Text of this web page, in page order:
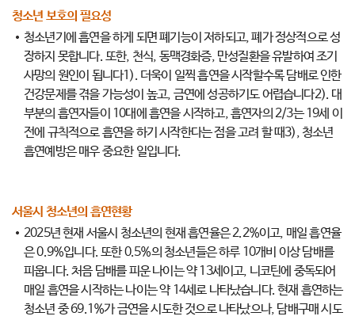
청소년 보호의 필요성
청소년기에 흡연을 하게 되면 폐기능이 저하되고, 폐가 정상적으로 성
장하지 못합니다. 또한, 천식, 동맥경화증, 만성질환을 유발하여 조기
사망의 원인이 됩니다1). 더욱이 일찍 흡연을 시작할수록 담배로 인한
건강문제를 겪을 가능성이 높고, 금연에 성공하기도 어렵습니다2). 대
부분의 흡연자들이 10대에 흡연을 시작하고, 흡연자의 2/3는 19세 이
전에 규칙적으로 흡연을 하기 시작한다는 점을 고려 할 때3), 청소년
흡연예방은 매우 중요한 일입니다.
서울시 청소년의 흡연현황
2025년 현재 서울시 청소년의 현재 흡연율은 2.2%이고, 매일 흡연율
은 0.9%입니다. 또한 0.5%의 청소년들은 하루 10개비 이상 담배를
피웁니다. 처음 담배를 피운 나이는 약 13세이고, 니코틴에 중독되어
매일 흡연을 시작하는 나이는 약 14세로 나타났습니다. 현재 흡연하는
청소년 중 69.1%가 금연을 시도한 것으로 나타났으나, 담배구매 시도